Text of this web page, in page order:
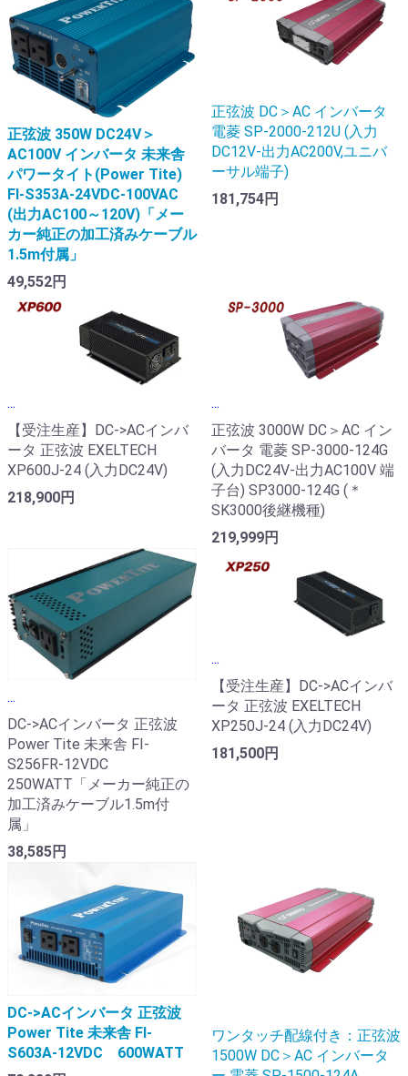
正弦波 350W DC24V＞
AC100V インバータ 未来舎
パワータイト(Power Tite)
FI-S353A-24VDC-100VAC
(出力AC100～120V)「メー
カー純正の加工済みケーブル
1.5m付属」
49,552円
正弦波 DC＞AC インバータ
電菱 SP-2000-212U (入力
DC12V-出力AC200V,ユニバ
ーサル端子)
181,754円
...
【受注生産】DC->ACインバ
ータ 正弦波 EXELTECH
XP600J-24 (入力DC24V)
218,900円
...
正弦波 3000W DC＞AC イン
バータ 電菱 SP-3000-124G
(入力DC24V-出力AC100V 端
子台) SP3000-124G (＊
SK3000後継機種)
219,999円
...
DC->ACインバータ 正弦波
Power Tite 未来舎 FI-
S256FR-12VDC
250WATT「メーカー純正の
加工済みケーブル1.5m付
属」
38,585円
...
【受注生産】DC->ACインバ
ータ 正弦波 EXELTECH
XP250J-24 (入力DC24V)
181,500円
DC->ACインバータ 正弦波
Power Tite 未来舎 FI-
S603A-12VDC 600WATT
ワンタッチ配線付き：正弦波
1500W DC＞AC インバータ